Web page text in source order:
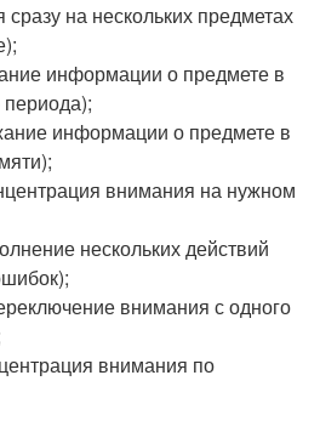
на нескольких предметах
информации о предмете в
периода);
информации о предмете в
внимания на нужном
нескольких действий
внимания с одного
внимания по